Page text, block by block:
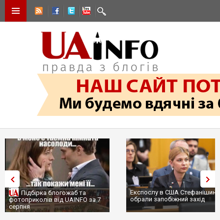
Підбірка блогожаб та
фотоприколів від UAINFO за 7
серпня
Експослу в США
обрали запобіжний захід